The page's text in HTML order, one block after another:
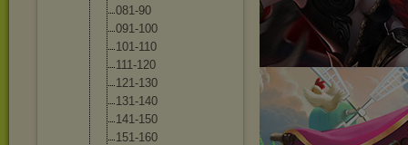
081-90
091-100
101-110
111-120
121-130
131-140
141-150
151-160